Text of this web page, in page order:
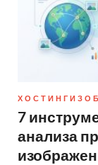
Х О С Т И Н Г И З О
7
анализа